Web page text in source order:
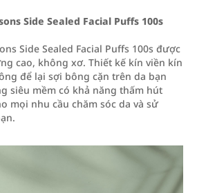
Side Sealed Facial Puffs 100s
Side Sealed Facial Puffs 100s được
cao, không xơ. Thiết kế kín viền kín
để lại sợi bông cặn trên da bạn
siêu mềm có khả năng thấm hút
mọi nhu cầu chăm sóc da và sử